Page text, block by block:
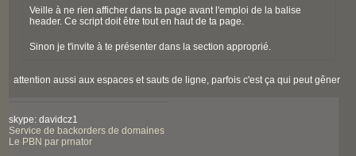
Veille à ne rien afficher dans ta page avant l'emploi de la balise
header. Ce script doit être tout en haut de ta page.
Sinon je t'invite à te présenter dans la section approprié.
attention aussi aux espaces et sauts de ligne, parfois c'est ça qui peut gêner
skype: davidcz1
Service de backorders de domaines
Le PBN par prnator